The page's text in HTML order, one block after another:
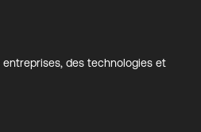
des technologies et